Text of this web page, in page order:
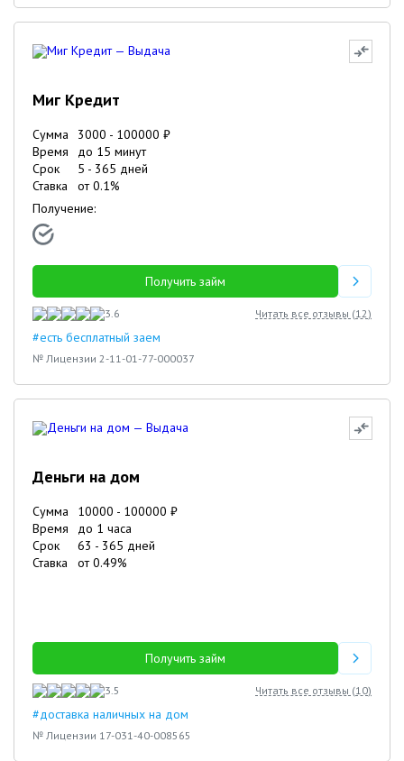
Миг Кредит
Сумма 3000 - 100000 ₽
Время
до 15 минут
Срок
5 - 365 дней
Ставка
от0.1%
Получение:
Получить займ
3.6 Читать все отзывы (12)
#есть бесплатный заем
№ Лицензии 2-11-01-77-000037
Деньги на дом
Сумма 10000 - 100000 ₽
Время
до 1 часа
Срок
63 - 365 дней
Ставка
от0.49%
Получить займ
3.5 Читать все отзывы (10)
#доставка наличных на дом
№ Лицензии 17-031-40-008565